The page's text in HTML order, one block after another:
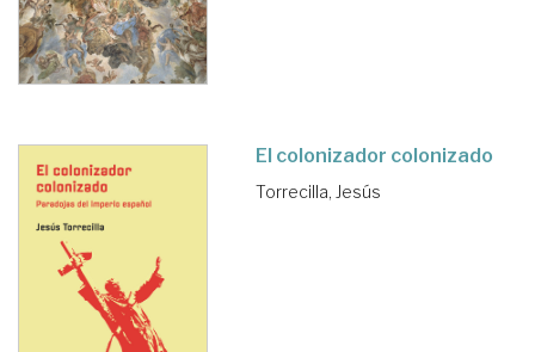
El colonizador colonizado
Torrecilla, Jesús